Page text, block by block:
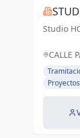
Studio
CALLE